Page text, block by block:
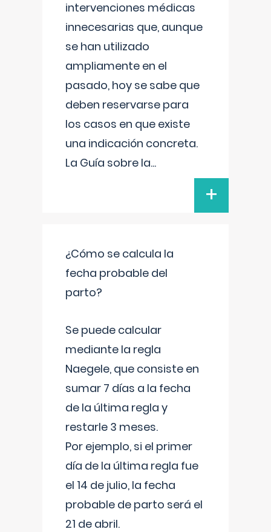
intervenciones médicas
innecesarias que, aunque
se han utilizado
ampliamente en el
pasado, hoy se sabe que
deben reservarse para
los casos en que existe
una indicación concreta.
La Guía sobre la...
+
¿Cómo se calcula la
fecha probable del
parto?
Se puede calcular
mediante la regla
Naegele, que consiste en
sumar 7 días a la fecha
de la última regla y
restarle 3 meses.
Por ejemplo, si el primer
día de la última regla fue
el 14 de julio, la fecha
probable de parto será el
21 de abril.